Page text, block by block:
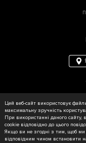
©
Цей веб-сайт використовує
максимальну зручність
При використанні даного
cookie відповідно до цього
Якщо ви не згодні з тим, щоб ми
відповідним чином встановити